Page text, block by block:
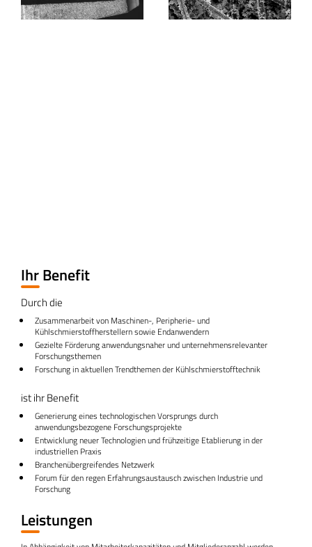
Ihr Benefit
Durch die
Zusammenarbeit von Maschinen-, Peripherie- und
Kühlschmierstoffherstellern sowie Endanwendern
Gezielte Förderung anwendungsnaher und unternehmensrelevanter
Forschungsthemen
Forschung in aktuellen Trendthemen der Kühlschmierstofftechnik
ist ihr Benefit
Generierung eines technologischen Vorsprungs durch
anwendungsbezogene Forschungsprojekte
Entwicklung neuer Technologien und frühzeitige Etablierung in der
industriellen Praxis
Branchenübergreifendes Netzwerk
Forum für den regen Erfahrungsaustausch zwischen Industrie und
Forschung
Leistungen